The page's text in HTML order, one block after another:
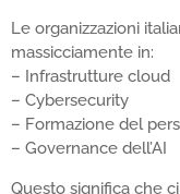
Le organizzazioni
massicciamente in:
– Infrastrutture cloud
– Cybersecurity
– Formazione del
– Governance dell’AI
Questo significa che